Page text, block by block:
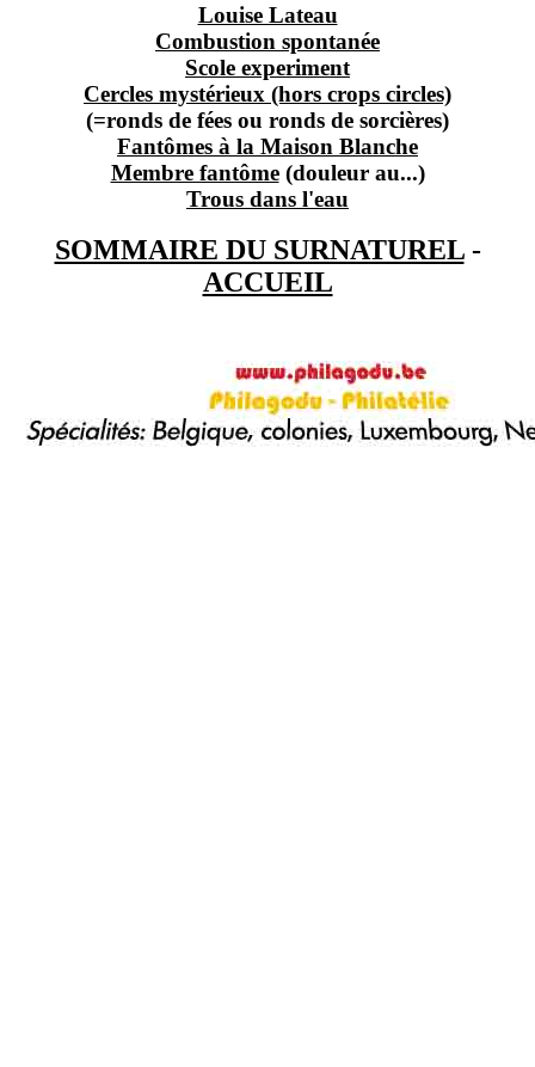
Louise Lateau
Combustion spontanée
Scole experiment
Cercles mystérieux (hors crops circles)
(=ronds de fées ou ronds de sorcières)
Fantômes à la Maison Blanche
Membre fantôme(douleur au...)
Trous dans l'eau
SOMMAIRE DU SURNATUREL-
ACCUEIL